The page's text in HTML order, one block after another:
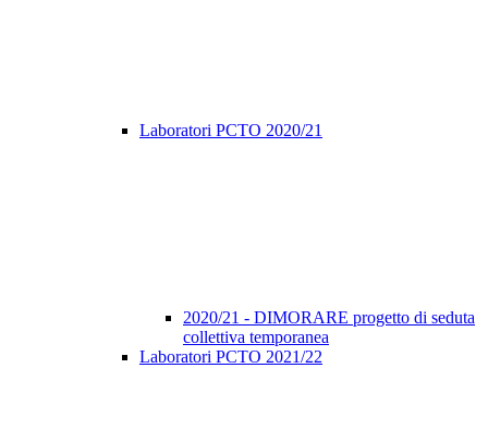
Laboratori PCTO 2020/21
2020/21 - DIMORARE progetto di seduta
collettiva temporanea
Laboratori PCTO 2021/22